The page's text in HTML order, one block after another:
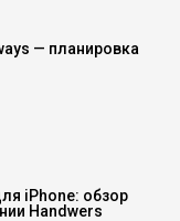
— планировка
iPhone: обзор
Handwers